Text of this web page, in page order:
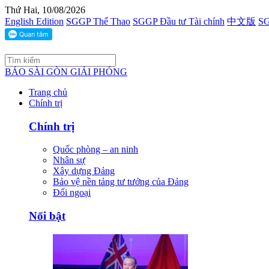
Thứ Hai, 10/08/2026
English Edition SGGP Thể Thao SGGP Đầu tư Tài chính 中文版
BÁO SÀI GÒN GIẢI PHÓNG
Trang chủ
Chính trị
Chính trị
Quốc phòng – an ninh
Nhân sự
Xây dựng Đảng
Bảo vệ nền tảng tư tưởng của Đảng
Đối ngoại
Nổi bật